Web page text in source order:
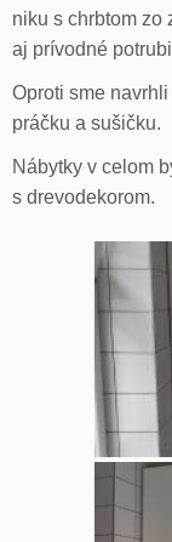
niku s chrbtom zo
aj prívodné
Oproti sme
práčku a sušičku.
Nábytky v celom
s drevodekorom.